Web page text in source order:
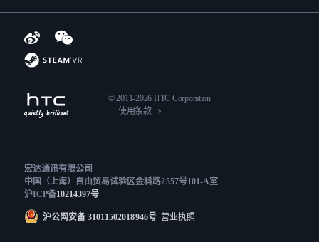
© 2011-2026 HTC Corporation
使用条款
宏达通讯有限公司
中国（上海）自由贸易试验区金科路2557号101-A室
沪ICP备10214397号
沪公网安备 31011502018946号营业执照